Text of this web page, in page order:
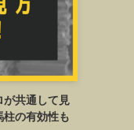
が共通して見
の有効性も